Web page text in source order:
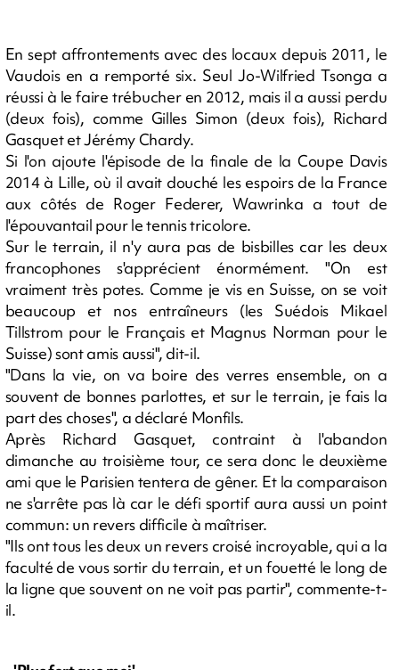
En sept affrontements avec des locaux depuis 2011, le
Vaudois en a remporté six. Seul Jo-Wilfried Tsonga a
réussi à le faire trébucher en 2012, mais il a aussi perdu
(deux fois), comme Gilles Simon (deux fois), Richard
Gasquet et Jérémy Chardy.
Si l'on ajoute l'épisode de la finale de la Coupe Davis
2014 à Lille, où il avait douché les espoirs de la France
aux côtés de Roger Federer, Wawrinka a tout de
l'épouvantail pour le tennis tricolore.
Sur le terrain, il n'y aura pas de bisbilles car les deux
francophones s'apprécient énormément. "On est
vraiment très potes. Comme je vis en Suisse, on se voit
beaucoup et nos entraîneurs (les Suédois Mikael
Tillstrom pour le Français et Magnus Norman pour le
Suisse) sont amis aussi", dit-il.
"Dans la vie, on va boire des verres ensemble, on a
souvent de bonnes parlottes, et sur le terrain, je fais la
part des choses", a déclaré Monfils.
Après Richard Gasquet, contraint à l'abandon
dimanche au troisième tour, ce sera donc le deuxième
ami que le Parisien tentera de gêner. Et la comparaison
ne s'arrête pas là car le défi sportif aura aussi un point
commun: un revers difficile à maîtriser.
"Ils ont tous les deux un revers croisé incroyable, qui a la
faculté de vous sortir du terrain, et un fouetté le long de
la ligne que souvent on ne voit pas partir", commente-t-
il.